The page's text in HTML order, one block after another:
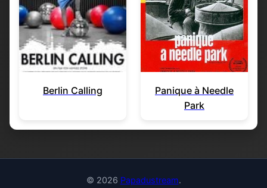
Berlin Calling
Panique à Needle
Park
© 2026 Papadustream.